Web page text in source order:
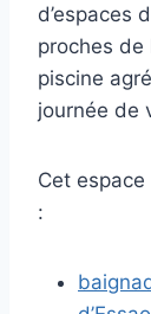
d’espaces
proches de
piscine
journée de
Cet
: